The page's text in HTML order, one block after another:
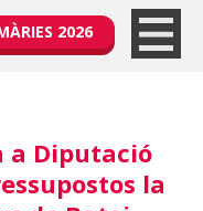
2026
a Diputació
la